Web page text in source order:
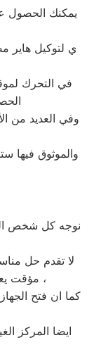
يمكنك الحصول
ي لتوكيل هاير
في التحرك
والموثوق فيها
نوجه كل شخص
لا تقدم حل
مؤقت يعيد العطل الى جهازك بعد فترة قصيرة ،
كما ان فتح
ايضا المركز